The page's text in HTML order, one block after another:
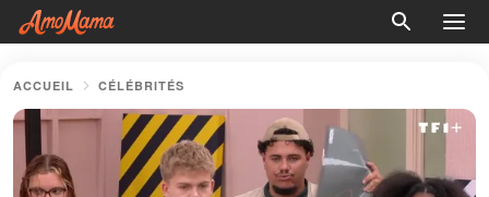
ACCUEIL CÉLÉBRITÉS